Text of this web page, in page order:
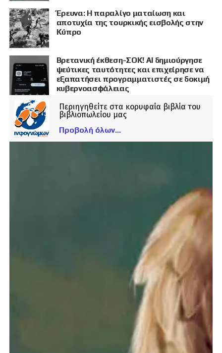
Έρευνα: Η παραλίγο ματαίωση και
αποτυχία της τουρκικής εισβολής στην
Κύπρο
Βρετανική έκθεση-ΣΟΚ! AI δημιούργησε
ψεύτικες ταυτότητες και επιχείρησε να
εξαπατήσει προγραμματιστές σε δοκιμή
κυβερνοασφάλειας
Περιηγηθείτε στα κορυφαία βιβλία του
βιβλιοπωλείου μας
Προβολή όλων